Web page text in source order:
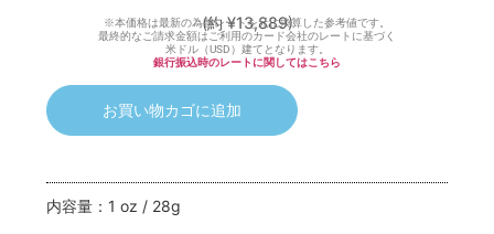
(約 ¥13,889)
※本価格は最新の為替レートを元に換算した参考値です。
最終的なご請求金額はご利用のカード会社のレートに基づく
米ドル（USD）建てとなります。
銀行振込時のレートに関してはこちら
お買い物カゴに追加
内容量：1 oz / 28g